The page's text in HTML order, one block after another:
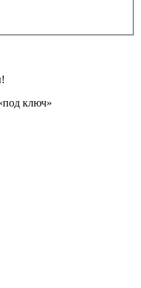
ключ»